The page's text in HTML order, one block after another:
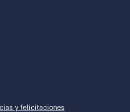
y felicitaciones